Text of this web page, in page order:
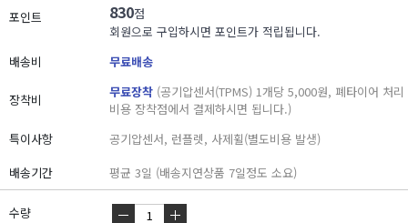
포인트 830점
회원으로 구입하시면 포인트가 적립됩니다.
배송비
무료배송
장착비 무료장착 (공기압센서(TPMS) 1개당 5,000원, 폐타이어 처리
비용 장착점에서 결제하시면 됩니다.)
특이사항
공기압센서, 런플렛, 사제휠(별도비용 발생)
배송기간
평균 3일 (배송지연상품 7일정도 소요)
수량